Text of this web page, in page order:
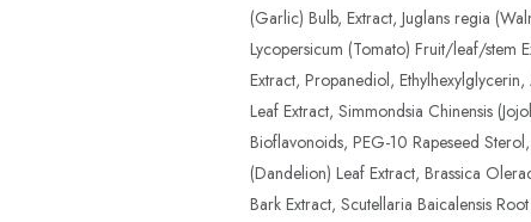
(Garlic) Bulb, Extract, Juglans regia
Lycopersicum (Tomato) Fruit/leaf/stem
Extract, Propanediol,
Leaf Extract, Simmondsia Chinensis
Bioflavonoids, PEG-10 Rapeseed
(Dandelion) Leaf Extract, Brassica
Bark Extract, Scutellaria Baicalensis